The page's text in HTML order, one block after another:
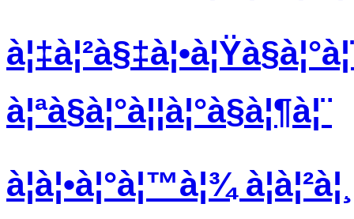
à¦ªà§à¦°à¦¦à¦°à§à¦¶à¦¨
à¦à¦•à¦°à¦™à¦¾